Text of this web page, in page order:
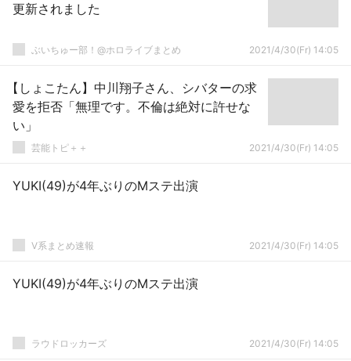
更新されました
ぶいちゅー部！@ホロライブまとめ 2021/4/30(Fr) 14:05
【しょこたん】中川翔子さん、シバターの求
愛を拒否「無理です。不倫は絶対に許せな
い」
芸能トピ＋＋ 2021/4/30(Fr) 14:05
YUKI(49)が4年ぶりのMステ出演
V系まとめ速報 2021/4/30(Fr) 14:05
YUKI(49)が4年ぶりのMステ出演
ラウドロッカーズ 2021/4/30(Fr) 14:05